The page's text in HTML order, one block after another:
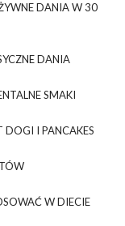
DANIA W 30
DANIA
SMAKI
DOGI I PANCAKES
W DIECIE